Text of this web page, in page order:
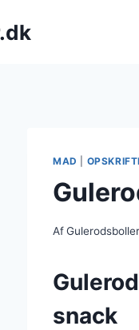
MAD
AfGulerodsboller
snack